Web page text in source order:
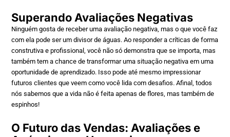
Superando Avaliações Negativas
Ninguém gosta de receber uma avaliação negativa, mas o que você faz
com ela pode ser um divisor de águas. Ao responder a críticas de forma
construtiva e profissional, você não só demonstra que se importa, mas
também tem a chance de transformar uma situação negativa em uma
oportunidade de aprendizado. Isso pode até mesmo impressionar
futuros clientes que veem como você lida com desafios. Afinal, todos
nós sabemos que a vida não é feita apenas de flores, mas também de
espinhos!
O Futuro das Vendas: Avaliações e